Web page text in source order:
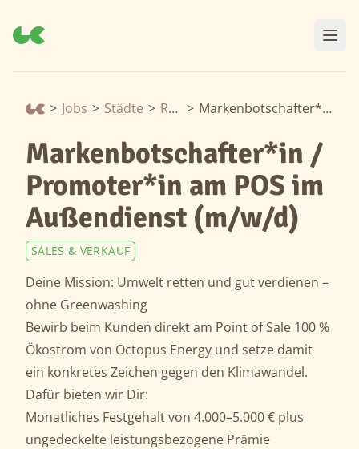
> Jobs > Städte > Ruhrgebiet > Markenbotschafter*in / Promoter*in am POS im Außendienst (m/w/d)
Markenbotschafter*in /
Promoter*in am POS im
Außendienst (m/w/d)
SALES & VERKAUF
Deine Mission: Umwelt retten und gut verdienen –
ohne Greenwashing
Bewirb beim Kunden direkt am Point of Sale 100 %
Ökostrom von Octopus Energy und setze damit
ein konkretes Zeichen gegen den Klimawandel.
Dafür bieten wir Dir:
Monatliches Festgehalt von 4.000–5.000 € plus
ungedeckelte leistungsbezogene Prämie